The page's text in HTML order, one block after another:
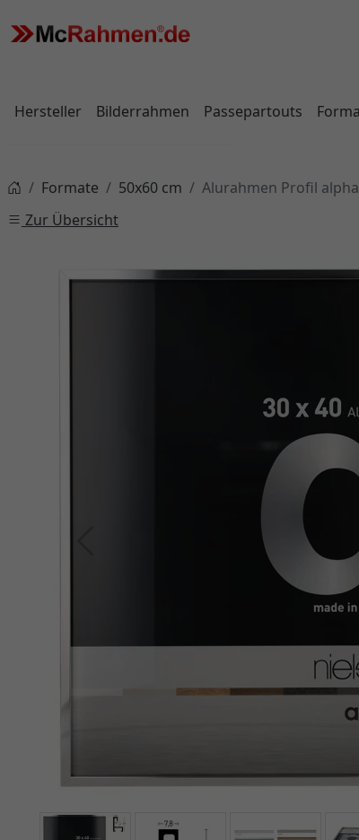
Hersteller Bilderrahmen Passepartouts
Formate 50x60 cm
Alurahmen Profil alpha
Zur Übersicht